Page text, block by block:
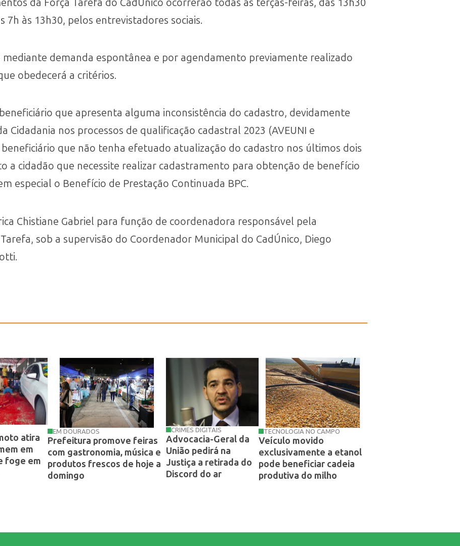
da Força Tarefa do CadÚnico ocorrerão todas as terças-feiras, das 13h30
7h às 13h30, pelos entrevistadores sociais.
demanda espontânea e por agendamento previamente realizado
obedecerá a critérios.
que apresenta alguma inconsistência do cadastro, devidamente
Cidadania nos processos de qualificação cadastral 2023 (AVEUNI e
beneficiário que não tenha efetuado atualização do cadastro nos últimos dois
a cidadão que necessite realizar cadastramento para obtenção de benefício
especial o Benefício de Prestação Continuada BPC.
Chistiane Gabriel para função de coordenadora responsável pela
sob a supervisão do Coordenador Municipal do CadÚnico, Diego
atira
em
foge em
EM DOURADOS
Prefeitura promove feiras
com gastronomia, música e
produtos frescos de hoje a
domingo
CRIMES DIGITAIS
Advocacia-Geral da
União pedirá na
Justiça a retirada do
Discord do ar
TECNOLOGIA NO CAMPO
Veículo movido
exclusivamente a etanol
pode beneficiar cadeia
produtiva do milho